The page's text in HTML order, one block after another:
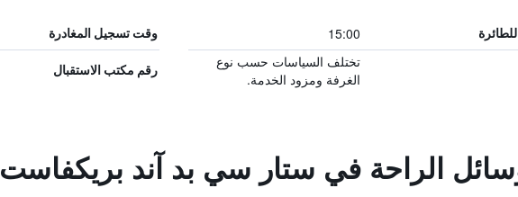
15:00 وقت تسجيل المغادرة
تختلف السياسات حسب نوع
الغرفة ومزود الخدمة.
رقم مكتب الاستقبال
الراحة في ستار سي بد آند بريكفاست